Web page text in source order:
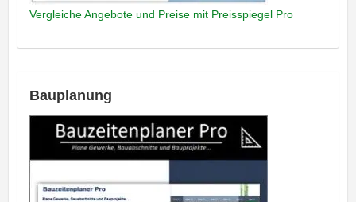
Vergleiche Angebote und Preise mit Preisspiegel Pro
Bauplanung